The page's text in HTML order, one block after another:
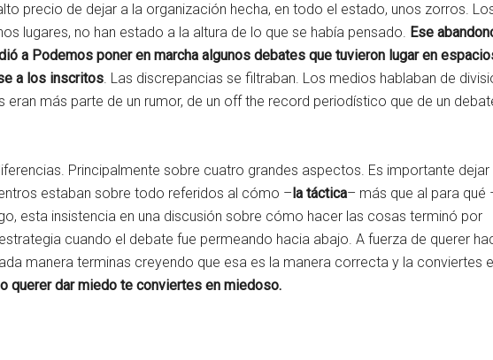
precio de dejar a la organización hecha, en todo el estado, unos zorros.
lugares, no han estado a la altura de lo que se había pensado. Ese
a Podemos poner en marcha algunos debates que tuvieron lugar en
a los inscritos. Las discrepancias se filtraban. Los medios hablaban de
eran más parte de un rumor, de un off the record periodístico que de un
Principalmente sobre cuatro grandes aspectos. Es importante dejar
estaban sobre todo referidos al cómo –la táctica– más que al para qué
esta insistencia en una discusión sobre cómo hacer las cosas terminó por
cuando el debate fue permeando hacia abajo. A fuerza de querer
manera terminas creyendo que esa es la manera correcta y la conviertes
querer dar miedo te conviertes en miedoso.